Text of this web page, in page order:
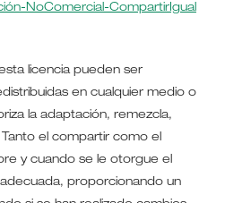
NoComercial-CompartirIgual
licencia pueden ser
en cualquier medio o
la adaptación, remezcla,
el compartir como el
y cuando se le otorgue el
proporcionando un